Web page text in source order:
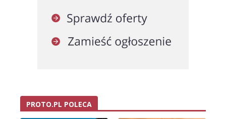
PROTO.PL POLECA